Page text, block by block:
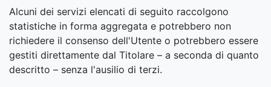
Alcuni dei servizi elencati di seguito raccolgono
statistiche in forma aggregata e potrebbero non
richiedere il consenso dell'Utente o potrebbero essere
gestiti direttamente dal Titolare – a seconda di quanto
descritto – senza l'ausilio di terzi.